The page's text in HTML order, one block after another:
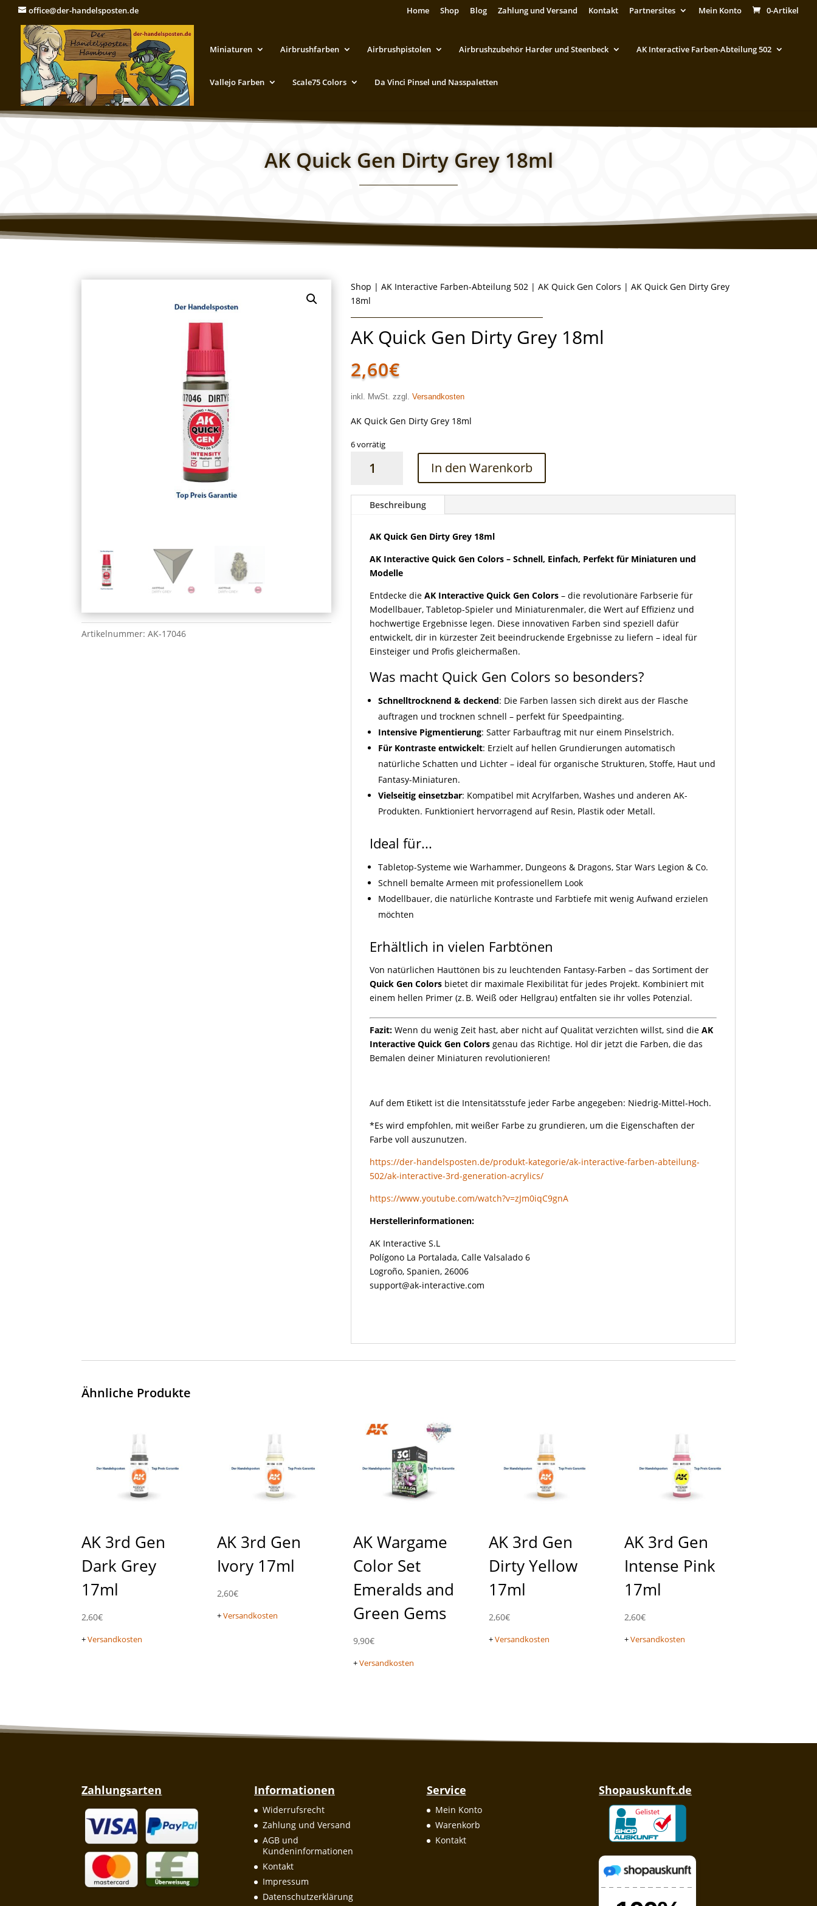
office@der-handelsposten.de Home Shop Blog Zahlung und Versand Kontakt Partnersites Mein Konto 0-Artikel
Miniaturen Airbrushfarben Airbrushpistolen Airbrushzubehör Harder und Steenbeck AK Interactive Farben-Abteilung 502
Vallejo Farben Scale75 Colors Da Vinci Pinsel und Nasspaletten
AK Quick Gen Dirty Grey 18ml
Artikelnummer:AK-17046
Shop |AK Interactive Farben-Abteilung 502 |AK Quick Gen Colors | AK Quick Gen Dirty Grey
18ml
AK Quick Gen Dirty Grey 18ml
2,60€
inkl. MwSt. zzgl.Versandkosten
AK Quick Gen Dirty Grey 18ml
6 vorrätig
Quick
Dirty
Menge
In den Warenkorb
Beschreibung
AK Quick Gen Dirty Grey 18ml
AK Interactive Quick Gen Colors – Schnell, Einfach, Perfekt für Miniaturen und
Modelle
Entdecke dieAK Interactive Quick Gen Colors – die revolutionäre Farbserie für
Modellbauer, Tabletop-Spieler und Miniaturenmaler, die Wert auf Effizienz und
hochwertige Ergebnisse legen. Diese innovativen Farben sind speziell dafür
entwickelt, dir in kürzester Zeit beeindruckende Ergebnisse zu liefern – ideal für
Einsteiger und Profis gleichermaßen.
Was macht Quick Gen Colors so besonders?
Schnelltrocknend & deckend: Die Farben lassen sich direkt aus der Flasche
auftragen und trocknen schnell – perfekt für Speedpainting.
Intensive Pigmentierung: Satter Farbauftrag mit nur einem Pinselstrich.
Für Kontraste entwickelt: Erzielt auf hellen Grundierungen automatisch
natürliche Schatten und Lichter – ideal für organische Strukturen, Stoffe, Haut und
Fantasy-Miniaturen.
Vielseitig einsetzbar: Kompatibel mit Acrylfarben, Washes und anderen AK-
Produkten. Funktioniert hervorragend auf Resin, Plastik oder Metall.
Ideal für...
Tabletop-Systeme wie Warhammer, Dungeons & Dragons, Star Wars Legion & Co.
Schnell bemalte Armeen mit professionellem Look
Modellbauer, die natürliche Kontraste und Farbtiefe mit wenig Aufwand erzielen
möchten
Erhältlich in vielen Farbtönen
Von natürlichen Hauttönen bis zu leuchtenden Fantasy-Farben – das Sortiment der
Quick Gen Colors bietet dir maximale Flexibilität für jedes Projekt. Kombiniert mit
einem hellen Primer (z. B. Weiß oder Hellgrau) entfalten sie ihr volles Potenzial.
Fazit: Wenn du wenig Zeit hast, aber nicht auf Qualität verzichten willst, sind dieAK
Interactive Quick Gen Colors genau das Richtige. Hol dir jetzt die Farben, die das
Bemalen deiner Miniaturen revolutionieren!
Auf dem Etikett ist die Intensitätsstufe jeder Farbe angegeben: Niedrig-Mittel-Hoch.
*Es wird empfohlen, mit weißer Farbe zu grundieren, um die Eigenschaften der
Farbe voll auszunutzen.
https://der-handelsposten.de/produkt-kategorie/ak-interactive-farben-abteilung-
502/ak-interactive-3rd-generation-acrylics/
https://www.youtube.com/watch?v=zJm0iqC9gnA
Herstellerinformationen:
AK Interactive S.L
Polígono La Portalada, Calle Valsalado 6
Logroño, Spanien, 26006
support@ak-interactive.com
Ähnliche Produkte
AK 3rd Gen
Dark Grey
17ml
2,60€
+Versandkosten
AK 3rd Gen
Ivory 17ml
2,60€
+Versandkosten
AK Wargame
Color Set
Emeralds and
Green Gems
9,90€
+Versandkosten
AK 3rd Gen
Dirty Yellow
17ml
2,60€
+Versandkosten
AK 3rd Gen
Intense Pink
17ml
2,60€
+Versandkosten
Zahlungsarten Informationen
Widerrufsrecht
Zahlung und Versand
AGB und
Kundeninformationen
Kontakt
Impressum
Datenschutzerklärung
Service
Mein Konto
Warenkorb
Kontakt
Shopauskunft.de